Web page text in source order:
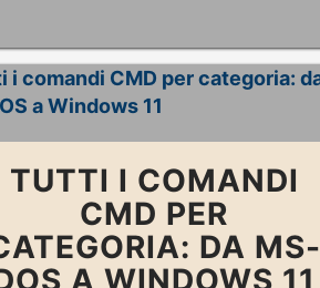
TUTTI I COMANDI
CMD PER
DA MS-
A WINDOWS 11